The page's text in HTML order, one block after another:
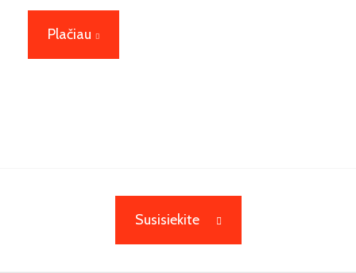
Plačiau
Susisiekite